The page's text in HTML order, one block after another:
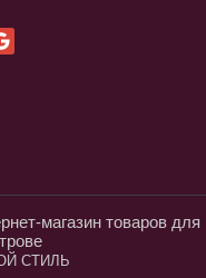
магазин товаров для
СТИЛЬ